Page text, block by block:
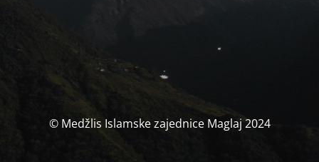
© Medžlis Islamske zajednice Maglaj 2024